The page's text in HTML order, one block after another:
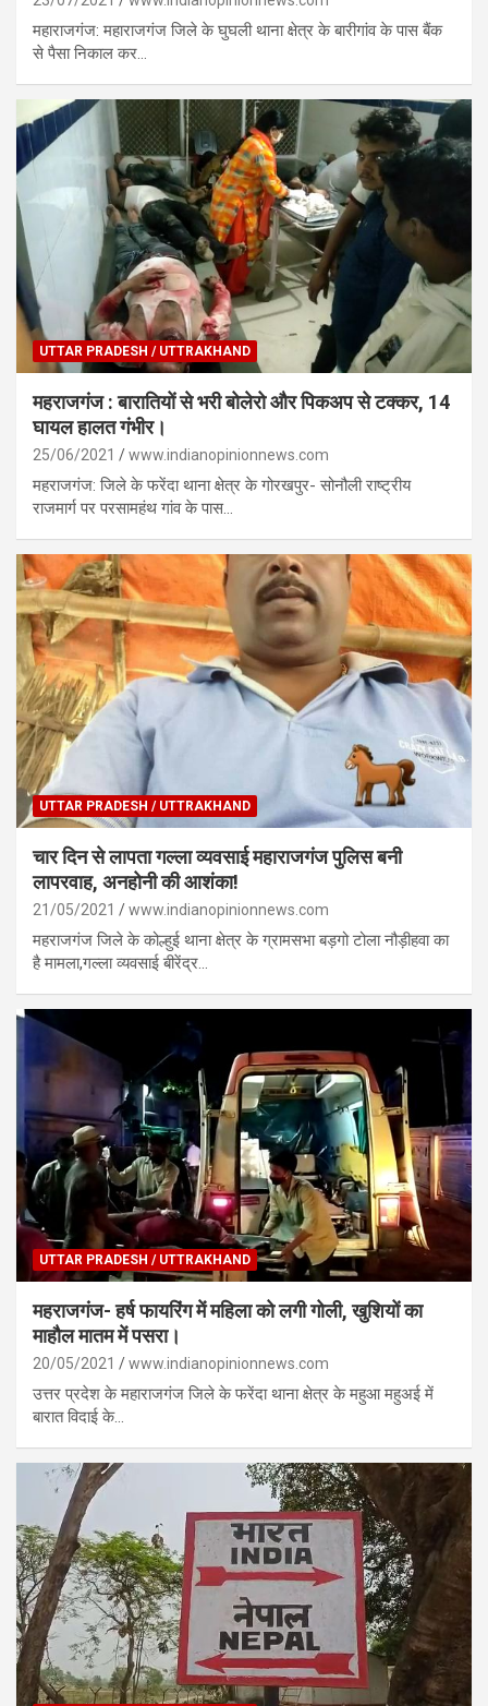
महाराजगंज: महाराजगंज जिले के घुघली थाना क्षेत्र के बारीगांव के पास बैंक
से पैसा निकाल कर…
UTTAR PRADESH / UTTRAKHAND
महराजगंज : बारातियों से भरी बोलेरो और पिकअप से टक्कर, 14
घायल हालत गंभीर।
25/06/2021 www.indianopinionnews.com
महराजगंज: जिले के फरेंदा थाना क्षेत्र के गोरखपुर- सोनौली राष्ट्रीय
राजमार्ग पर परसामहंथ गांव के पास…
UTTAR PRADESH / UTTRAKHAND
चार दिन से लापता गल्ला व्यवसाई महाराजगंज पुलिस बनी
लापरवाह, अनहोनी की आशंका!
21/05/2021 www.indianopinionnews.com
महराजगंज जिले के कोल्हुई थाना क्षेत्र के ग्रामसभा बड़गो टोला नौड़ीहवा का
है मामला,गल्ला व्यवसाई बीरेंद्र…
UTTAR PRADESH / UTTRAKHAND
महराजगंज- हर्ष फायरिंग में महिला को लगी गोली, खुशियों का
माहौल मातम में पसरा।
20/05/2021 www.indianopinionnews.com
उत्तर प्रदेश के महाराजगंज जिले के फरेंदा थाना क्षेत्र के महुआ महुअई में
बारात विदाई के…